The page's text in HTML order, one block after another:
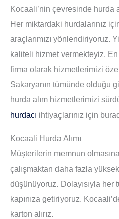
Kocaali’nin çevresinde hurda
Her miktardaki hurdalarınız
araçlarımızı yönlendiriyoruz.
kaliteli hizmet vermekteyiz. En
firma olarak hizmetlerimizi
Sakaryanın tümünde olduğu
hurda alım hizmetlerimizi
hurdacı ihtiyaçlarınız için
Kocaali Hurda Alımı
Müşterilerin memnun
çalışmaktan daha fazla
düşünüyoruz. Dolayısıyla
kapınıza getiriyoruz.
karton alırız.